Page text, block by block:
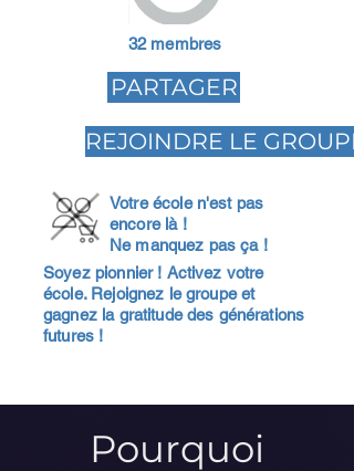
32 membres
PARTAGER
REJOINDRE LE GROUPE
Votre école n'est pas
encore là !
Ne manquez pas ça !
Soyez pionnier ! Activez votre
école. Rejoignez le groupe et
gagnez la gratitude des générations
futures !
Pourquoi